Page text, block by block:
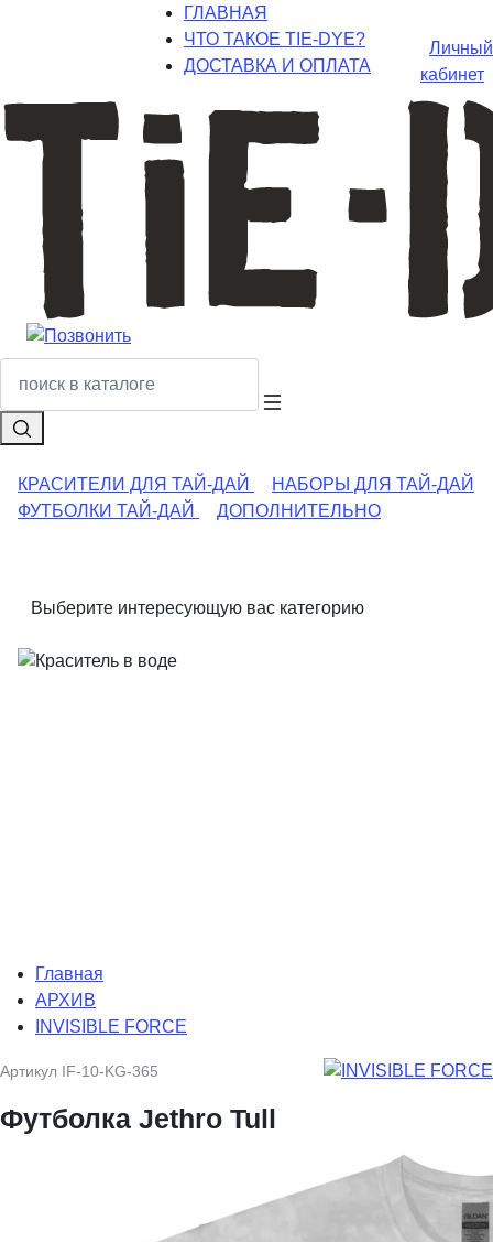
ГЛАВНАЯ
ЧТО ТАКОЕ TIE-DYE?
ДОСТАВКА И ОПЛАТА
Личный
кабинет
КРАСИТЕЛИ ДЛЯ ТАЙ-ДАЙ
НАБОРЫ ДЛЯ ТАЙ-ДАЙ
ФУТБОЛКИ ТАЙ-ДАЙ
ДОПОЛНИТЕЛЬНО
Выберите интересующую вас категорию
Главная
АРХИВ
INVISIBLE FORCE
Артикул IF-10-KG-365
Футболка Jethro Tull